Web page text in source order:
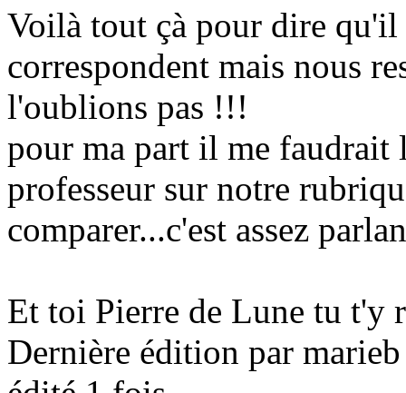
Voilà tout çà pour dire
correspondent mais nous
l'oublions pas !!!
pour ma part il me
professeur sur notre
comparer...c'est assez
Et toi Pierre de Lune tu t'y
Dernière édition par